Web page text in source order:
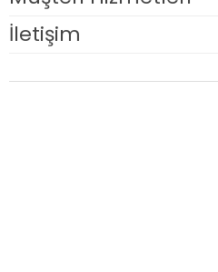
İletişim